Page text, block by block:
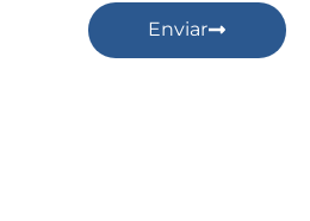
Enviar